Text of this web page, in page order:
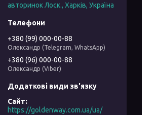
авторинок Лоск., Харків, Україна
+380 (99) 000-00-88
Олександр (Telegram, WhatsApp)
+380 (96) 000-00-88
Олександр (Viber)
https://goldenway.com.ua/ua/